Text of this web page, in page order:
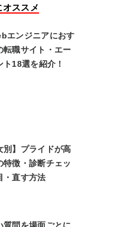
ススメ
エンジニアにおす
転職サイト・エー
ト18選を紹介！
別】プライドが高
特徴・診断チェッ
・直す方法